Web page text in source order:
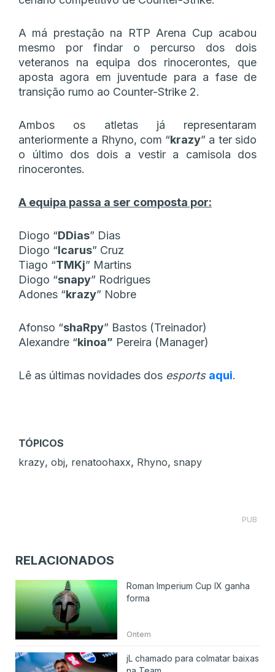
A má prestação na RTP Arena Cup acabou
mesmo por findar o percurso dos dois
veteranos na equipa dos rinocerontes, que
aposta agora em juventude para a fase de
transição rumo ao Counter-Strike 2.
Ambos os atletas já representaram
anteriormente a Rhyno, com “krazy” a ter sido
o último dos dois a vestir a camisola dos
rinocerontes.
A equipa passa a ser composta por:
Diogo “DDias” Dias
Diogo “Icarus” Cruz
Tiago “TMKj” Martins
Diogo “snapy” Rodrigues
Adones “krazy” Nobre
Afonso “shaRpy” Bastos (Treinador)
Alexandre “kinoa” Pereira (Manager)
Lê as últimas novidades dos esports aqui.
TÓPICOS
krazy, obj, renatoohaxx, Rhyno, snapy
PUB
RELACIONADOS
Roman Imperium Cup IX ganha
forma
Ontem
jL chamado para colmatar baixas